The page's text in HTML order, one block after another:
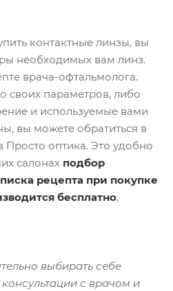
контактные линзы, вы
необходимых вам линз.
врача-офтальмолога.
своих параметров, либо
и используемые вами
вы можете обратиться в
оптика. Это удобно
салонах подбор
рецепта при покупке
бесплатно.
выбирать себе
с врачом и